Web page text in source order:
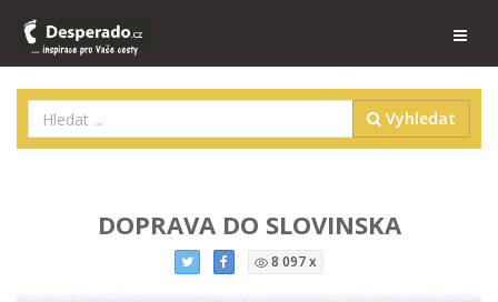
Vyhledat
DOPRAVA DO SLOVINSKA
8 097 x